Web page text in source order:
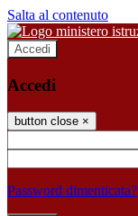
Salta al contenuto
Accedi
Accedi
button close ×
Password dimenticata?